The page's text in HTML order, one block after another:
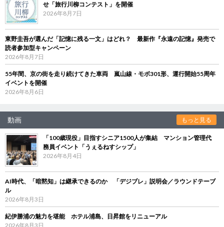
せ「旅行川柳コンテスト」を開催
2026年8月7日
東野圭吾が選んだ「記憶に残る一文」はどれ？ 最新作『永遠の記憶』発売で
読者参加型キャンペーン
2026年8月7日
55年間、京の街を走り続けてきた車両 嵐山線・モボ301形、運行開始55周年
イベントを開催
2026年8月6日
動画 もっと見る
「100歳現役」目指すシニア1500人が集結 マンション管理代
務員イベント「うぇるねすシップ」
2026年8月4日
AI時代、「暗黙知」は継承できるのか 「デジブレ」説明会／ラウンドテーブ
ル
2026年8月3日
紀伊勝浦の魅力を堪能 ホテル浦島、日昇館をリニューアル
2026年8月3日